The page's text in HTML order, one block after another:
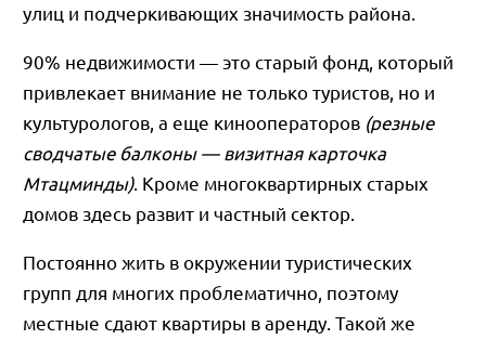
улиц и подчеркивающих значимость района.
90% недвижимости — это старый фонд, который
привлекает внимание не только туристов, но и
культурологов, а еще кинооператоров (резные
сводчатые балконы — визитная карточка
Мтацминды). Кроме многоквартирных старых
домов здесь развит и частный сектор.
Постоянно жить в окружении туристических
групп для многих проблематично, поэтому
местные сдают квартиры в аренду. Такой же